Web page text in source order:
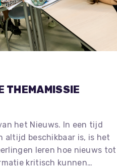
THEMAMISSIE
het Nieuws. In een tijd
altijd beschikbaar is, is het
leren hoe nieuws tot
kritisch kunnen